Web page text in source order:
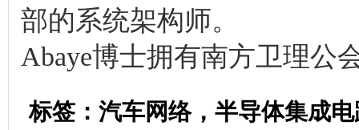
部的系统架构师。
Abaye博士拥有南方卫理公
标签：汽车网络，半导体集成